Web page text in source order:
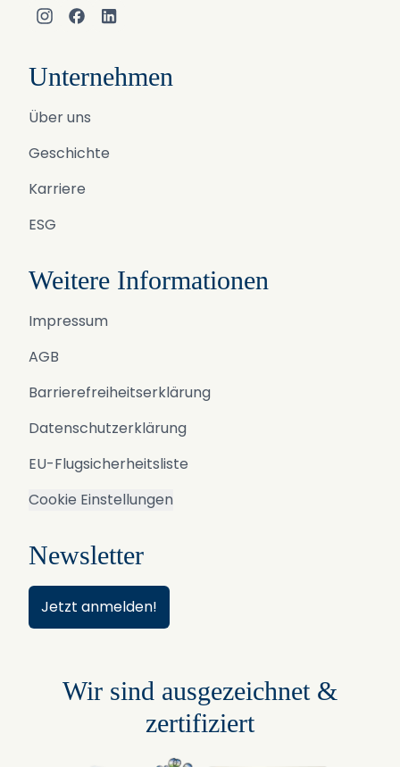
Instagram
Facebook
LinkedIn
Unternehmen
Über uns
Geschichte
Karriere
ESG
Weitere Informationen
Impressum
AGB
Barrierefreiheitserklärung
Datenschutzerklärung
EU-Flugsicherheitsliste
Cookie Einstellungen
Newsletter
Jetzt anmelden!
Wir sind ausgezeichnet &
zertifiziert